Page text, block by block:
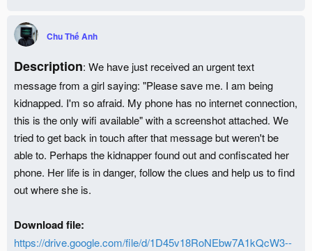
Chu Thế Anh
Description: We have just received an urgent text
message from a girl saying: "Please save me. I am being
kidnapped. I'm so afraid. My phone has no internet connection,
this is the only wifi available" with a screenshot attached. We
tried to get back in touch after that message but weren't be
able to. Perhaps the kidnapper found out and confiscated her
phone. Her life is in danger, follow the clues and help us to find
out where she is.
Download file:
https://drive.google.com/file/d/1D45v18RoNEbw7A1kQcW3--